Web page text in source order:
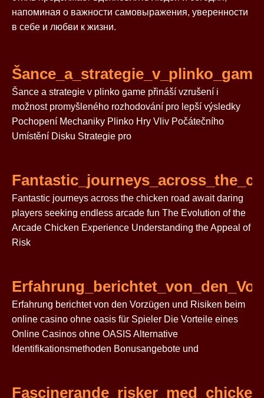
напоминая о важности самовыражения, уверенности
в себе и любви к жизни.
Šance a strategie v plinko game přináší vzrušení i
možnost promyšleného rozhodování pro lepší výsledky
Pochopení Mechaniky Plinko Hry Vliv Počátečního
Umístění Disku Strategie pro
Fantastic journeys across the chicken road await daring
players seeking endless arcade fun The Evolution of the
Arcade Chicken Experience Understanding the Appeal of
Risk
Erfahrung berichtet von den Vorzügen und Risiken beim
online casino ohne oasis für Spieler Die Vorteile eines
Online Casinos ohne OASIS Alternative
Identifikationsmethoden Bonusangebote und